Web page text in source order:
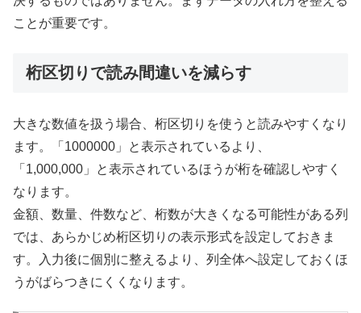
ことが重要です。
桁区切りで読み間違いを減らす
大きな数値を扱う場合、桁区切りを使うと読みやすくなり
ます。「1000000」と表示されているより、
「1,000,000」と表示されているほうが桁を確認しやすく
なります。
金額、数量、件数など、桁数が大きくなる可能性がある列
では、あらかじめ桁区切りの表示形式を設定しておきま
す。入力後に個別に整えるより、列全体へ設定しておくほ
うがばらつきにくくなります。